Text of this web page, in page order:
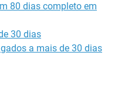
80 dias completo em
30 dias
a mais de 30 dias